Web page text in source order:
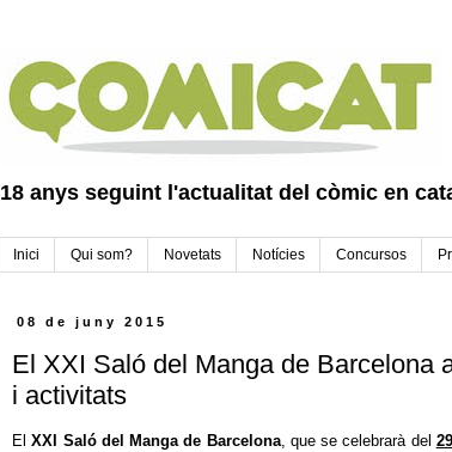
18 anys seguint l'actualitat del còmic en
Inici Qui som? Novetats Notícies Concursos
08 de juny 2015
El XXI Saló del Manga de Barcelona
i activitats
ElXXI Saló del Manga de Barcelona, ​​que se celebrarà del